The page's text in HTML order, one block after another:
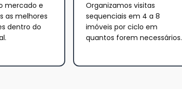
mercado e
as melhores
dentro do
Organizamos visitas
sequenciais em 4 a 8
imóveis por ciclo em
quantos forem necessários.